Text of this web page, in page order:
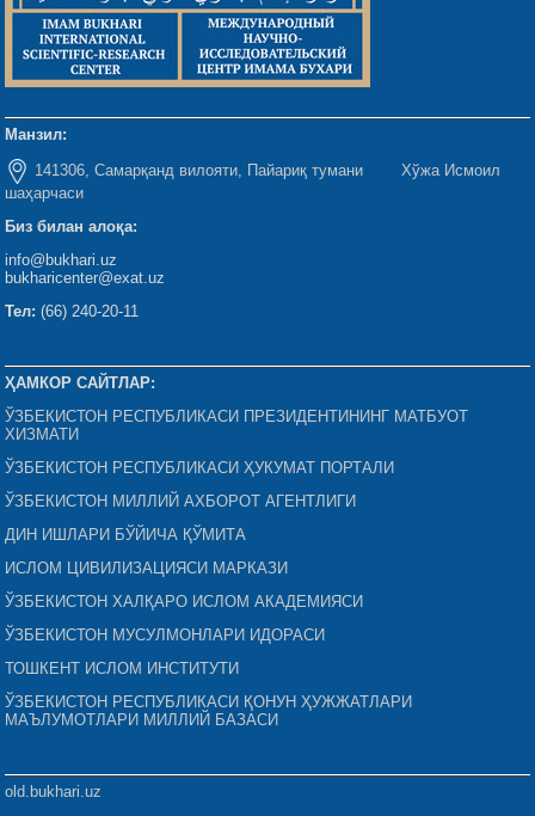
Манзил:
141306, Самарқанд вилояти, Пайариқ тумани Хўжа Исмоил
шаҳарчаси
Биз билан алоқа:
info@bukhari.uz
bukharicenter@exat.uz
Тел: (66) 240-20-11
ҲАМКОР САЙТЛАР:
ЎЗБЕКИСТОН РЕСПУБЛИКАСИ ПРЕЗИДЕНТИНИНГ МАТБУОТ
ХИЗМАТИ
ЎЗБЕКИСТОН РЕСПУБЛИКАСИ ҲУКУМАТ ПОРТАЛИ
ЎЗБЕКИСТОН МИЛЛИЙ АХБОРОТ АГЕНТЛИГИ
ДИН ИШЛАРИ БЎЙИЧА ҚЎМИТА
ИСЛОМ ЦИВИЛИЗАЦИЯСИ МАРКАЗИ
ЎЗБЕКИСТОН ХАЛҚАРО ИСЛОМ АКАДЕМИЯСИ
ЎЗБЕКИСТОН МУСУЛМОНЛАРИ ИДОРАСИ
ТОШКЕНТ ИСЛОМ ИНСТИТУТИ
ЎЗБЕКИСТОН РЕСПУБЛИКАСИ ҚОНУН ҲУЖЖАТЛАРИ
МАЪЛУМОТЛАРИ МИЛЛИЙ БАЗАСИ
old.bukhari.uz